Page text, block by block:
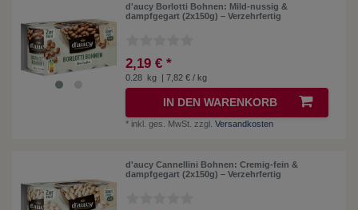
d'aucy Borlotti Bohnen: Mild-nussig &
dampfgegart (2x150g) – Verzehrfertig
2,19 € *
0.28 kg | 7,82 € / kg
IN DEN WARENKORB
* inkl. ges. MwSt. zzgl.Versandkosten
d'aucy Cannellini Bohnen: Cremig-fein &
dampfgegart (2x150g) – Verzehrfertig